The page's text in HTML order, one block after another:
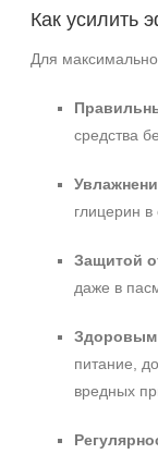
Как усилить
Для
средства
глицерин в
Защитой
даже в
Здоровым
питание,
вредных